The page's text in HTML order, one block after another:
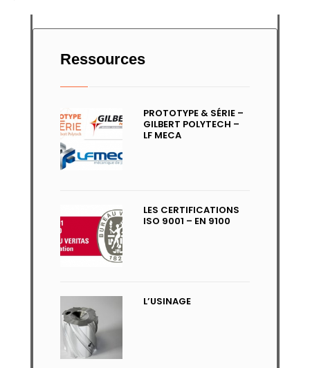
Ressources
PROTOTYPE & SÉRIE –
GILBERT POLYTECH –
LF MECA
LES CERTIFICATIONS
ISO 9001 – EN 9100
L’USINAGE